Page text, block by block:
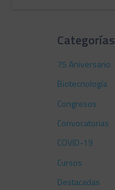
Categorías
75 Aniversario
Biotecnología
Congresos
Convocatorias
COVID-19
Cursos
Destacadas